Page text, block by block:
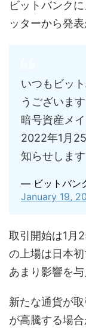
ビットバンク
ッターから発表
いつもビッ
うございます
暗号資産メ
2022年1月
知らせします
— ビットバン
January 19,
取引開始は1月
の上場は日本
あまり影響を与
新たな通貨が
が高騰する場